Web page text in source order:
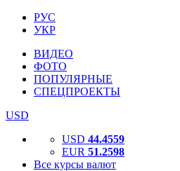
РУС
УКР
ВИДЕО
ФОТО
ПОПУЛЯРНЫЕ
СПЕЦПРОЕКТЫ
USD
USD 44.4559
EUR 51.2598
Все курсы валют